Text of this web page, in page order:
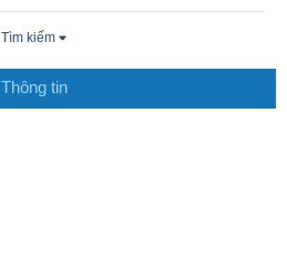
Tìm kiếm
Thông tin